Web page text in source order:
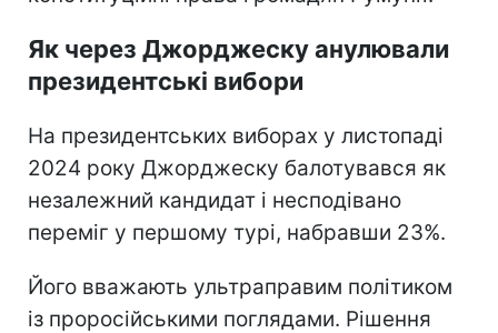
Як через Джорджеску анулювали
президентські вибори
На президентських виборах у листопаді
2024 року Джорджеску балотувався як
незалежний кандидат і несподівано
переміг у першому турі, набравши 23%.
Його вважають ультраправим політиком
із проросійськими поглядами. Рішення